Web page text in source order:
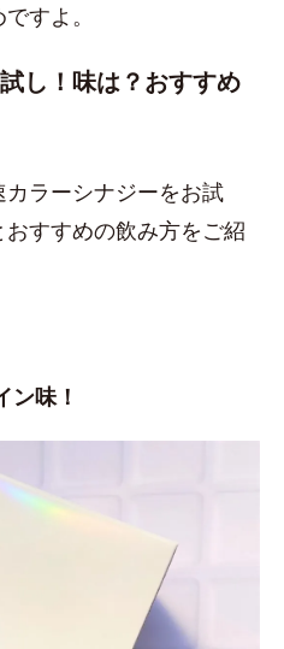
すよ。
し！味は？おすすめ
ラーシナジーをお試
すすめの飲み方をご紹
ン味！